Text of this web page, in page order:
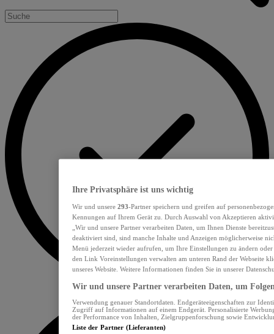
Ihre Privatsphäre ist uns wichtig
Wir und unsere 293-Partner speichern und greifen auf
Kennungen auf Ihrem Gerät zu. Durch Auswahl von Akzeptieren
„Wir und unsere Partner verarbeiten Daten, um Ihnen Dienste
deaktiviert sind, sind manche Inhalte und Anzeigen möglicherweise
Menü jederzeit wieder aufrufen, um Ihre Einstellungen zu ändern
den Link Voreinstellungen verwalten am unteren Rand der Webseite
unseres Website. Weitere Informationen finden Sie in unserer
Wir und unsere Partner verarbeiten Daten, um
Verwendung genauer Standortdaten. Endgeräteeigenschaften zur
Zugriff auf Informationen auf einem Endgerät. Personalisierte
der Performance von Inhalten, Zielgruppenforschung sowie
Liste der Partner (Lieferanten)